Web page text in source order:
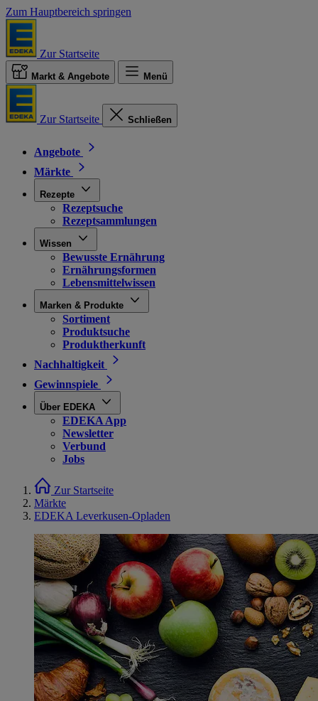
Zum Hauptbereich springen
Zur Startseite
Markt & Angebote Menü
Zur Startseite Schließen
Angebote
Märkte
Rezepte
Rezeptsuche
Rezeptsammlungen
Wissen
Bewusste Ernährung
Ernährungsformen
Lebensmittelwissen
Marken & Produkte
Sortiment
Produktsuche
Produktherkunft
Nachhaltigkeit
Gewinnspiele
Über EDEKA
EDEKA App
Newsletter
Verbund
Jobs
Zur Startseite
Märkte
EDEKA Leverkusen-Opladen